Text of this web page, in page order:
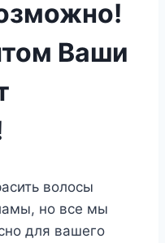
Ваши
волосы
но все мы
для вашего